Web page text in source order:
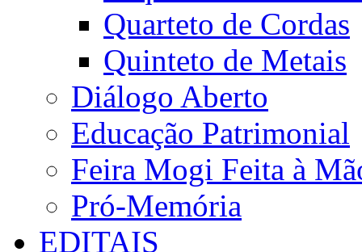
Quarteto de Cordas
Quinteto de Metais
Diálogo Aberto
Educação Patrimonial
Feira Mogi Feita à
Pró-Memória
EDITAIS